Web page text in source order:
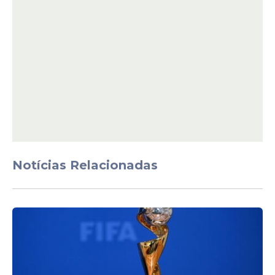
Contexto da partida
Notícias Relacionadas